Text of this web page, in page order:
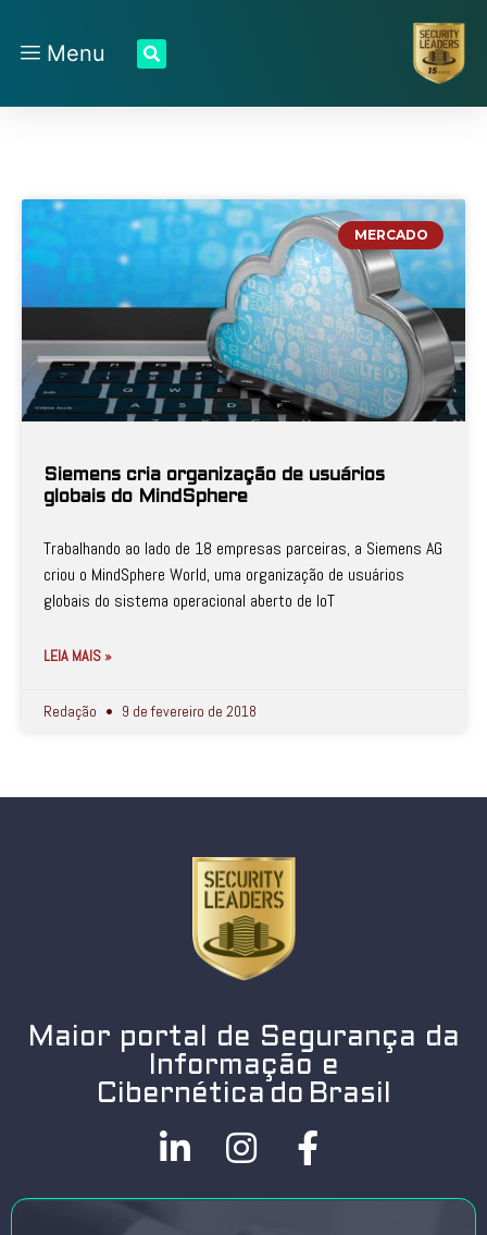
Menu
MERCADO
Siemens cria organização de usuários
globais do MindSphere
Trabalhando ao lado de 18 empresas parceiras, a Siemens AG
criou o MindSphere World, uma organização de usuários
globais do sistema operacional aberto de IoT
LEIA MAIS »
Redação 9 de fevereiro de 2018
Maior portal de Segurança da
Informação e
Cibernética do Brasil